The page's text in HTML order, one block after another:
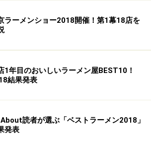
ラーメンショー2018開催！第1幕18店を
1年目のおいしいラーメン屋BEST10！
結果発表
読者が選ぶ「ベストラーメン2018」
発表